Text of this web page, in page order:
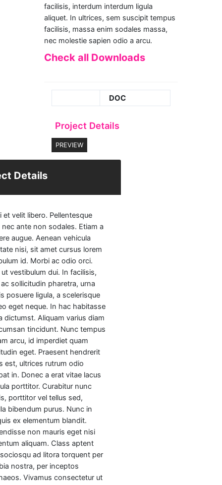
facilisis, interdum interdum ligula
aliquet. In ultrices, sem suscipit tempus
facilisis, massa enim sodales massa,
nec molestie sapien odio a arcu.
Check all Downloads
DOC
Project Details
PREVIEW
Details
et velit libero. Pellentesque
ante non sodales. Etiam a
augue. Aenean vehicula
nisi, sit amet cursus lorem
id. Morbi ac odio orci.
vestibulum dui. In facilisis,
sollicitudin pharetra, urna
posuere ligula, a scelerisque
eget neque. In hac habitasse
dictumst. Aliquam varius diam
tincidunt. Nunc tempus
arcu, id imperdiet quam
eget. Praesent hendrerit
est, ultrices rutrum odio
in. Donec a erat vitae lacus
porttitor. Curabitur nunc
porttitor vel tellus sed,
bibendum purus. Nunc in
ex elementum blandit.
non mauris eget nisi
aliquam. Class aptent
ad litora torquent per
nostra, per inceptos
Vivamus consectetur ut